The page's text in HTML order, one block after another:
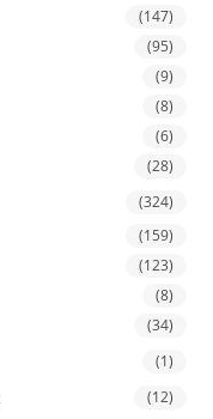
(147)
(95)
(9)
(8)
(6)
(28)
(324)
(159)
(123)
(8)
(34)
(1)
(12)